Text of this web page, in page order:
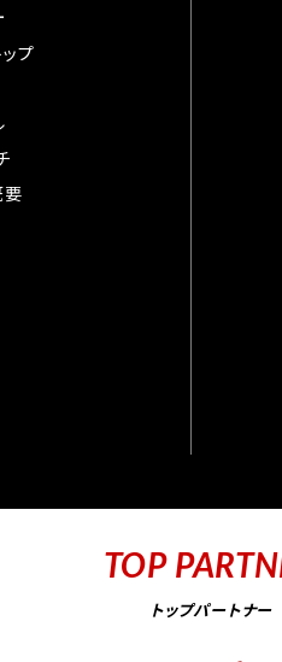
プ
要
TOP
トップパートナー